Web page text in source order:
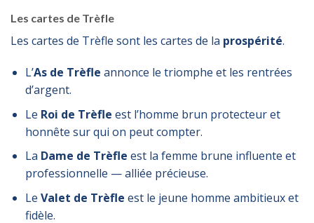
Les cartes de Trèfle
Les cartes de Trèfle sont les cartes de la prospérité.
L’As de Trèfle annonce le triomphe et les rentrées
d’argent.
Le Roi de Trèfle est l’homme brun protecteur et
honnête sur qui on peut compter.
La Dame de Trèfle est la femme brune influente et
professionnelle — alliée précieuse.
Le Valet de Trèfle est le jeune homme ambitieux et
fidèle.